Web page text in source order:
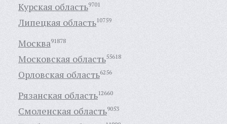
Курская область9701
Липецкая область10759
Москва91878
Московская область55618
Орловская область6256
Рязанская область12660
Смоленская область9053